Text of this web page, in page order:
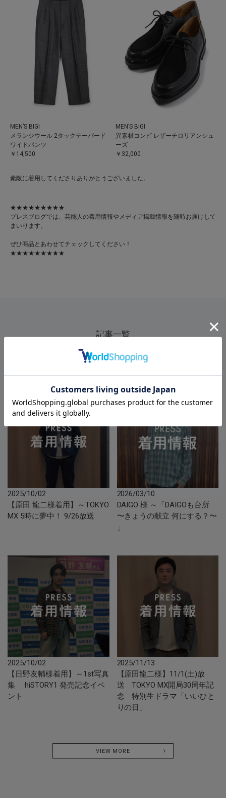
MEN’S BIGI
メランジウール 2タックテーパード
ワイドパンツ
￥14,500
MEN’S BIGI
異素材コンビ レザーチロリアンシュ
ーズ
￥32,000
素敵に着用してくださりありがとうございました。
★★★★★★★★★
プレスブログでは、芸能人の着用情報やメディア掲載情報を随時お届けして
まいります。
ぜひ商品とあわせてチェックしてください！
★★★★★★★★★
記事一覧
このスタッフのその他のまとめ記事
2025/10/02
【原田 龍二様着用】～TOKYO
MX 5時に夢中！ 9/26放送
2026/03/10
DAIGO 様 ～「DAIGOも台所
〜きょうの献立 何にする？〜
」
2025/10/02
【日野友輔様着用】～1st写真
集 hiSTORY1 発売記念イベ
ント
2025/11/13
【原田龍二様】11/1(土)放
送 TOKYO MX開局30周年記
念 特別生ドラマ「いいひと
りの日」
VIEW MORE